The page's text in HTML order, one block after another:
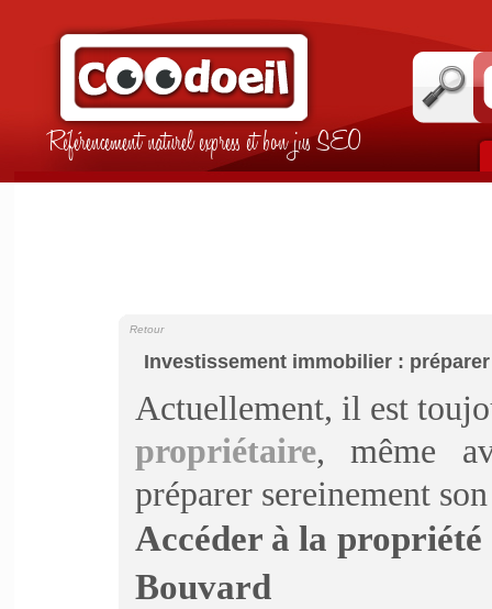
Référencement naturel express et bon jus SEO
Investissement immobilier :
Retour
Actuellement, il est
propriétaire, même
préparer sereinement
Accéder à la propriété
Bouvard